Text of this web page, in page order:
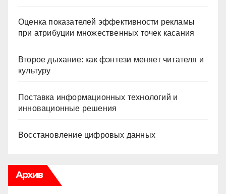
Оценка показателей эффективности рекламы
при атрибуции множественных точек касания
Второе дыхание: как фэнтези меняет читателя и
культуру
Поставка информационных технологий и
инновационные решения
Восстановление цифровых данных
Архив